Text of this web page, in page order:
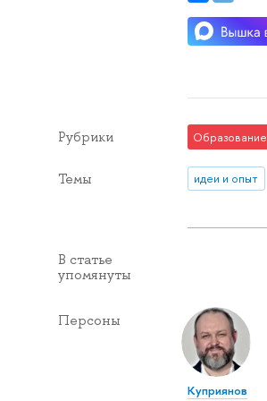
Рубрики Образование
Темы идеи и опыт
В статье
упомянуты
Персоны
Куприянов